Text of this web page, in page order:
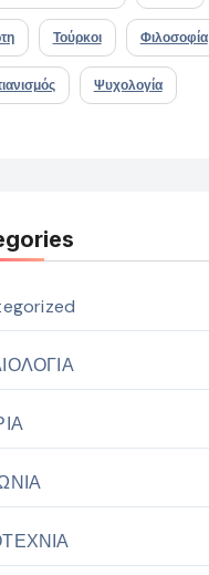
Τούρκοι Φιλοσοφία
Ψυχολογία